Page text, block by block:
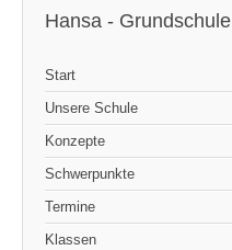
Hansa - Grundschule
Start
Unsere Schule
Konzepte
Schwerpunkte
Termine
Klassen